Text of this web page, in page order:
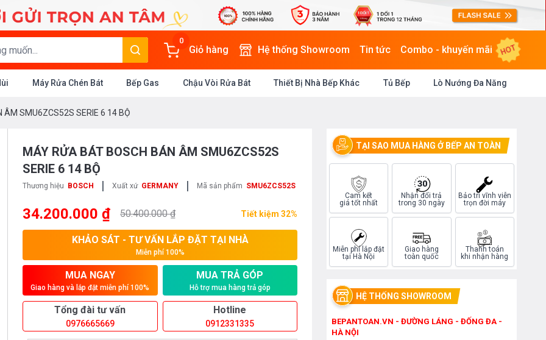
0
Giỏ hàng Hệ thống Showroom Tin tức Combo - khuyến mãi HOT
Máy Rửa Chén Bát Bếp Gas Chậu Vòi Rửa Bát Thiết Bị Nhà Bếp Khác Tủ Bếp Lò Nướng Đa Năng
ÂM SMU6ZCS52S SERIE 6 14 BỘ
MÁY RỬA BÁT BOSCH BÁN ÂM SMU6ZCS52S
SERIE 6 14 BỘ
Thương hiệu BOSCH | Xuất xứ GERMANY | Mã sản phẩm SMU6ZCS52S
34.200.000 ₫ 50.400.000 ₫ Tiết kiệm 32%
KHẢO SÁT - TƯ VẤN LẮP ĐẶT TẠI NHÀ
Miễn phí 100%
MUA NGAY
Giao hàng và lắp đặt miễn phí 100%
MUA TRẢ GÓP
Hỗ trợ mua hàng trả góp
Tổng đài tư vấn
0976665669
Hotline
0912331335
TẠI SAO MUA HÀNG Ở BẾP AN TOÀN
Cam kết
giá tốt nhất
Nhận đổi trả
trong 30 ngày
Bảo trì vĩnh viễn
trọn đời máy
Miễn phí lắp đặt
tại Hà Nội
Giao hàng
toàn quốc
Thanh toán
khi nhận hàng
HỆ THỐNG SHOWROOM
BEPANTOAN.VN - ĐƯỜNG LÁNG - ĐỐNG ĐA -
HÀ NỘI